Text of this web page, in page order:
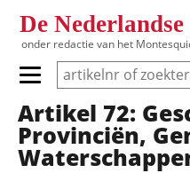
De
onder redactie van het
Primair menu tonen/
Hoofdnavigatie
Artikel 72:
Provinciën,